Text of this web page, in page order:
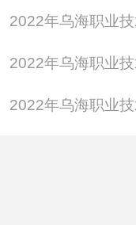
全国校园媒体建设“
自治区五四红旗
2022年乌海职业
2022年乌海职业
2022年乌海职业